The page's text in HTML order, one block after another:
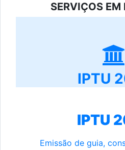
SERVIÇOS EM
IPTU
IPTU
Emissão de guia,